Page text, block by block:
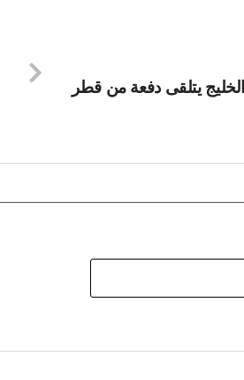
يتلقى دفعة من قطر